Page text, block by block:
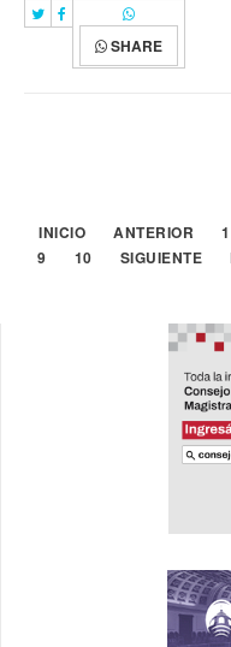
SHARE
INICIO ANTERIOR 1
9
10 SIGUIENTE